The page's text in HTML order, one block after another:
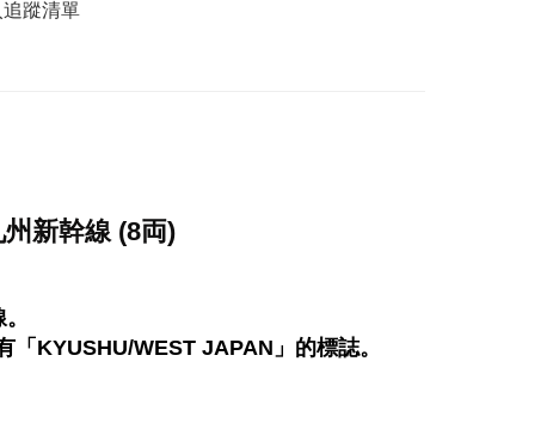
追蹤清單
新幹線 (8両)
KYUSHU/WEST JAPAN」的標誌。